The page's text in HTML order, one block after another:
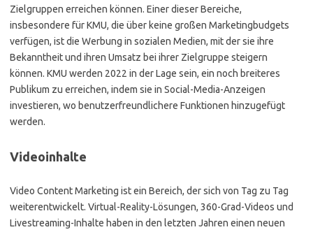
Zielgruppen erreichen können. Einer dieser Bereiche,
insbesondere für KMU, die über keine großen Marketingbudgets
verfügen, ist die Werbung in sozialen Medien, mit der sie ihre
Bekanntheit und ihren Umsatz bei ihrer Zielgruppe steigern
können. KMU werden 2022 in der Lage sein, ein noch breiteres
Publikum zu erreichen, indem sie in Social-Media-Anzeigen
investieren, wo benutzerfreundlichere Funktionen hinzugefügt
werden.
Videoinhalte
Video Content Marketing ist ein Bereich, der sich von Tag zu Tag
weiterentwickelt. Virtual-Reality-Lösungen, 360-Grad-Videos und
Livestreaming-Inhalte haben in den letzten Jahren einen neuen